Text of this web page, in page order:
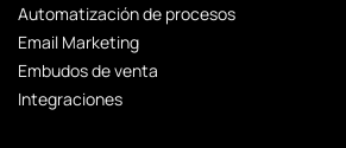
Automatización de procesos
Email Marketing
Embudos de venta
Integraciones